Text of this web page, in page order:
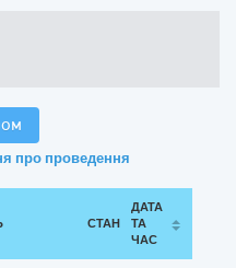
про проведення
СТАН
ДАТА
ТА
ЧАС